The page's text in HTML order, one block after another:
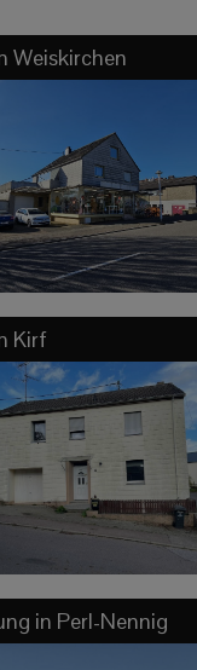
Weiskirchen
Kirf
in Perl-Nennig